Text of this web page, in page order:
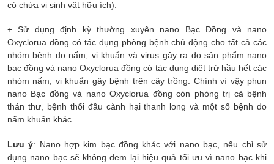
có chứa vi sinh vật hữu ích).
+ Sử dụng định kỳ thường xuyên nano Bạc Đồng và nano
Oxyclorua đồng có tác dụng phòng bệnh chủ động cho tất cả các
nhóm bệnh do nấm, vi khuẩn và virus gây ra do sản phẩm nano
bạc đồng và nano Oxyclorua đồng có tác dụng diệt trừ hầu hết các
nhóm nấm, vi khuẩn gây bệnh trên cây trồng. Chính vì vậy phun
nano Bạc đồng và nano Oxyclorua đồng còn phòng trị cả bệnh
thán thư, bệnh thối đầu cành hại thanh long và một số bệnh do
nấm khuẩn khác.
Lưu ý: Nano hợp kim bạc đồng khác với nano bạc, nếu chỉ sử
dụng nano bạc sẽ không đem lại hiệu quả tối ưu vì nano bạc khi